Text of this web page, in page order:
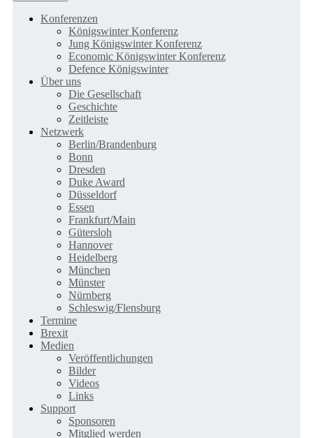
Konferenzen
Königswinter Konferenz
Jung Königswinter Konferenz
Economic Königswinter Konferenz
Defence Königswinter
Über uns
Die Gesellschaft
Geschichte
Zeitleiste
Netzwerk
Berlin/Brandenburg
Bonn
Dresden
Duke Award
Düsseldorf
Essen
Frankfurt/Main
Gütersloh
Hannover
Heidelberg
München
Münster
Nürnberg
Schleswig/Flensburg
Termine
Brexit
Medien
Veröffentlichungen
Bilder
Videos
Links
Support
Sponsoren
Mitglied werden